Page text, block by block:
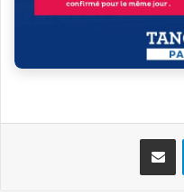
تيلقرام مشاركة عبر البريد